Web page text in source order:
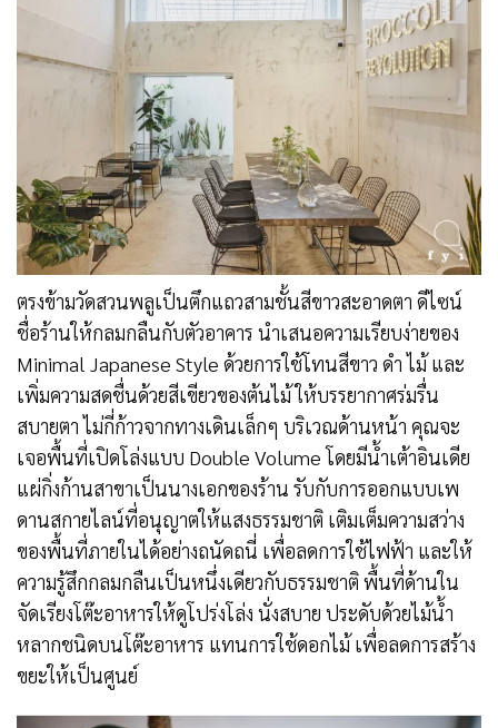
ตรงข้ามวัดสวนพลูเป็นตึกแถวสามชั้นสีขาวสะอาดตา ดีไซน์
ชื่อร้านให้กลมกลืนกับตัวอาคาร นำเสนอความเรียบง่ายของ
Minimal Japanese Style ด้วยการใช้โทนสีขาว ดำ ไม้ และ
เพิ่มความสดชื่นด้วยสีเขียวของต้นไม้ ให้บรรยากาศร่มรื่น
สบายตา ไม่กี่ก้าวจากทางเดินเล็กๆ บริเวณด้านหน้า คุณจะ
เจอพื้นที่เปิดโล่งแบบ Double Volume โดยมีน้ำเต้าอินเดีย
แผ่กิ่งก้านสาขาเป็นนางเอกของร้าน รับกับการออกแบบเพ
ดานสกายไลน์ที่อนุญาตให้แสงธรรมชาติ เติมเต็มความสว่าง
ของพื้นที่ภายในได้อย่างถนัดถนี่ เพื่อลดการใช้ไฟฟ้า และให้
ความรู้สึกกลมกลืนเป็นหนึ่งเดียวกับธรรมชาติ พื้นที่ด้านใน
จัดเรียงโต๊ะอาหารให้ดูโปร่งโล่ง นั่งสบาย ประดับด้วยไม้น้ำ
หลากชนิดบนโต๊ะอาหาร แทนการใช้ดอกไม้ เพื่อลดการสร้าง
ขยะให้เป็นศูนย์